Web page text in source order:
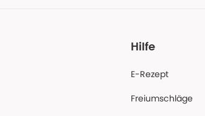
Hilfe
E-Rezept
Freiumschläge